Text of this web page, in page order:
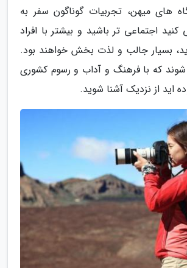
های میهن، تجربیات گوناگون سفر به
اجتماعی تر باشید و بیشتر با افراد
بسیار جالب و لذت بخش خواهند بود.
که با فرهنگ و آداب و رسوم کشوری
اید از نزدیک آشنا شوید.